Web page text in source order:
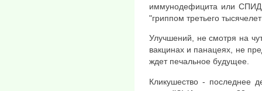
иммунодефицита или
"гриппом третьего
Улучшений, не смотря на
вакцинах и панацеях, не
ждет печальное будущее.
Кликушество - последнее